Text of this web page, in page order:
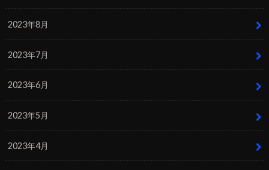
2023年8月
2023年7月
2023年6月
2023年5月
2023年4月